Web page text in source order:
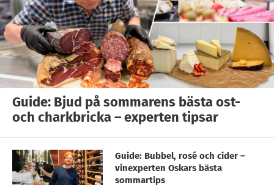
Guide: Bjud på sommarens bästa ost-
och charkbricka – experten tipsar
Guide: Bubbel, rosé och cider –
vinexperten Oskars bästa
sommartips